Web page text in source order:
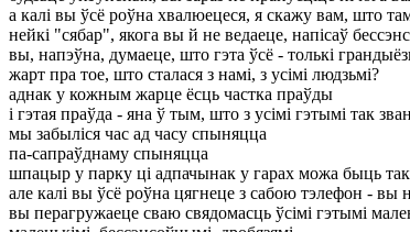
а калі вы ўсё роўна хвалюецеся, я скажу вам, што
нейкі "сябар", якога вы й не ведаеце, напісаў
вы, напэўна, думаеце, што гэта ўсё - толькі
жарт пра тое, што сталася з намі, з усімі людзьмі?
аднак у кожным жарце ёсць частка праўды
і гэтая праўда - яна ў тым, што з усімі гэтымі так
мы забыліся час ад часу спыняцца
па-сапраўднаму спыняцца
шпацыр у парку ці адпачынак у гарах можа быць
але калі вы ўсё роўна цягнеце з сабою тэлефон - вы
вы перагружаеце сваю свядомасць ўсімі гэтымі